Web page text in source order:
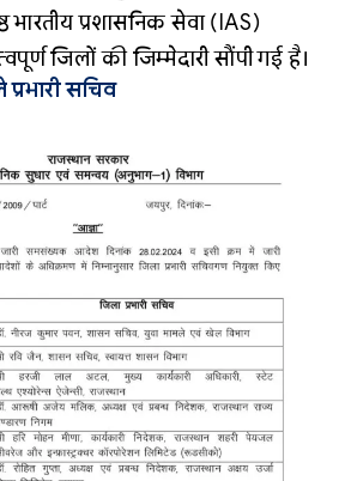
प्रशासनिक सेवा (IAS)
जिलों की जिम्मेदारी सौंपी गई है।
सचिव